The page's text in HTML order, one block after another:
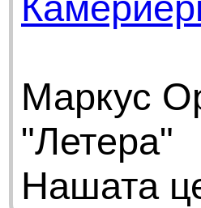
Маркус
"Летера"
Нашата